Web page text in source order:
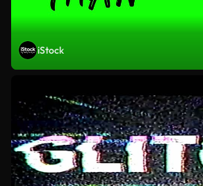
iStock